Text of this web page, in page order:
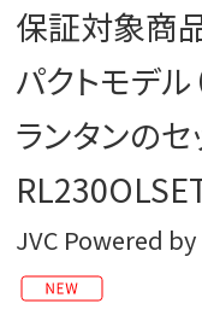
保証対象商
パクトモデル
ランタンのセ
JVC Powered